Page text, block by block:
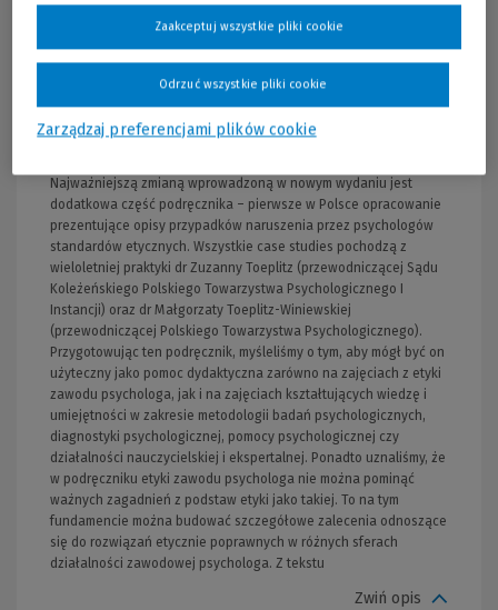
dokumentacji i stosowania testów psychologicznych oraz
psychologicznej – Autorzy uporządkowali standardy udzielania
wieku oraz niepełnoletnim), dylematy etyczne w pracy
psychologa sądowego oraz zasady, jakimi powinien się kierować
Najważniejszą zmianą wprowadzoną w nowym wydaniu jest
dodatkowa część podręcznika – pierwsze w Polsce opracowanie
prezentujące opisy przypadków naruszenia przez psychologów
standardów etycznych. Wszystkie case studies pochodzą z
wieloletniej praktyki dr Zuzanny Toeplitz (przewodniczącej Sądu
Koleżeńskiego Polskiego Towarzystwa Psychologicznego I
Instancji) oraz dr Małgorzaty Toeplitz-Winiewskiej
(przewodniczącej Polskiego Towarzystwa Psychologicznego).
Przygotowując ten podręcznik, myśleliśmy o tym, aby mógł być on
użyteczny jako pomoc dydaktyczna zarówno na zajęciach z etyki
zawodu psychologa, jak i na zajęciach kształtujących wiedzę i
umiejętności w zakresie metodologii badań psychologicznych,
diagnostyki psychologicznej, pomocy psychologicznej czy
działalności nauczycielskiej i ekspertalnej. Ponadto uznaliśmy, że
w podręczniku etyki zawodu psychologa nie można pominąć
ważnych zagadnień z podstaw etyki jako takiej. To na tym
fundamencie można budować szczegółowe zalecenia odnoszące
się do rozwiązań etycznie poprawnych w różnych sferach
działalności zawodowej psychologa. Z tekstu
Zwiń opis
Zarządzaj preferencjami plików cookie
Odrzuć wszystkie pliki cookie
Zaakceptuj wszystkie pliki cookie